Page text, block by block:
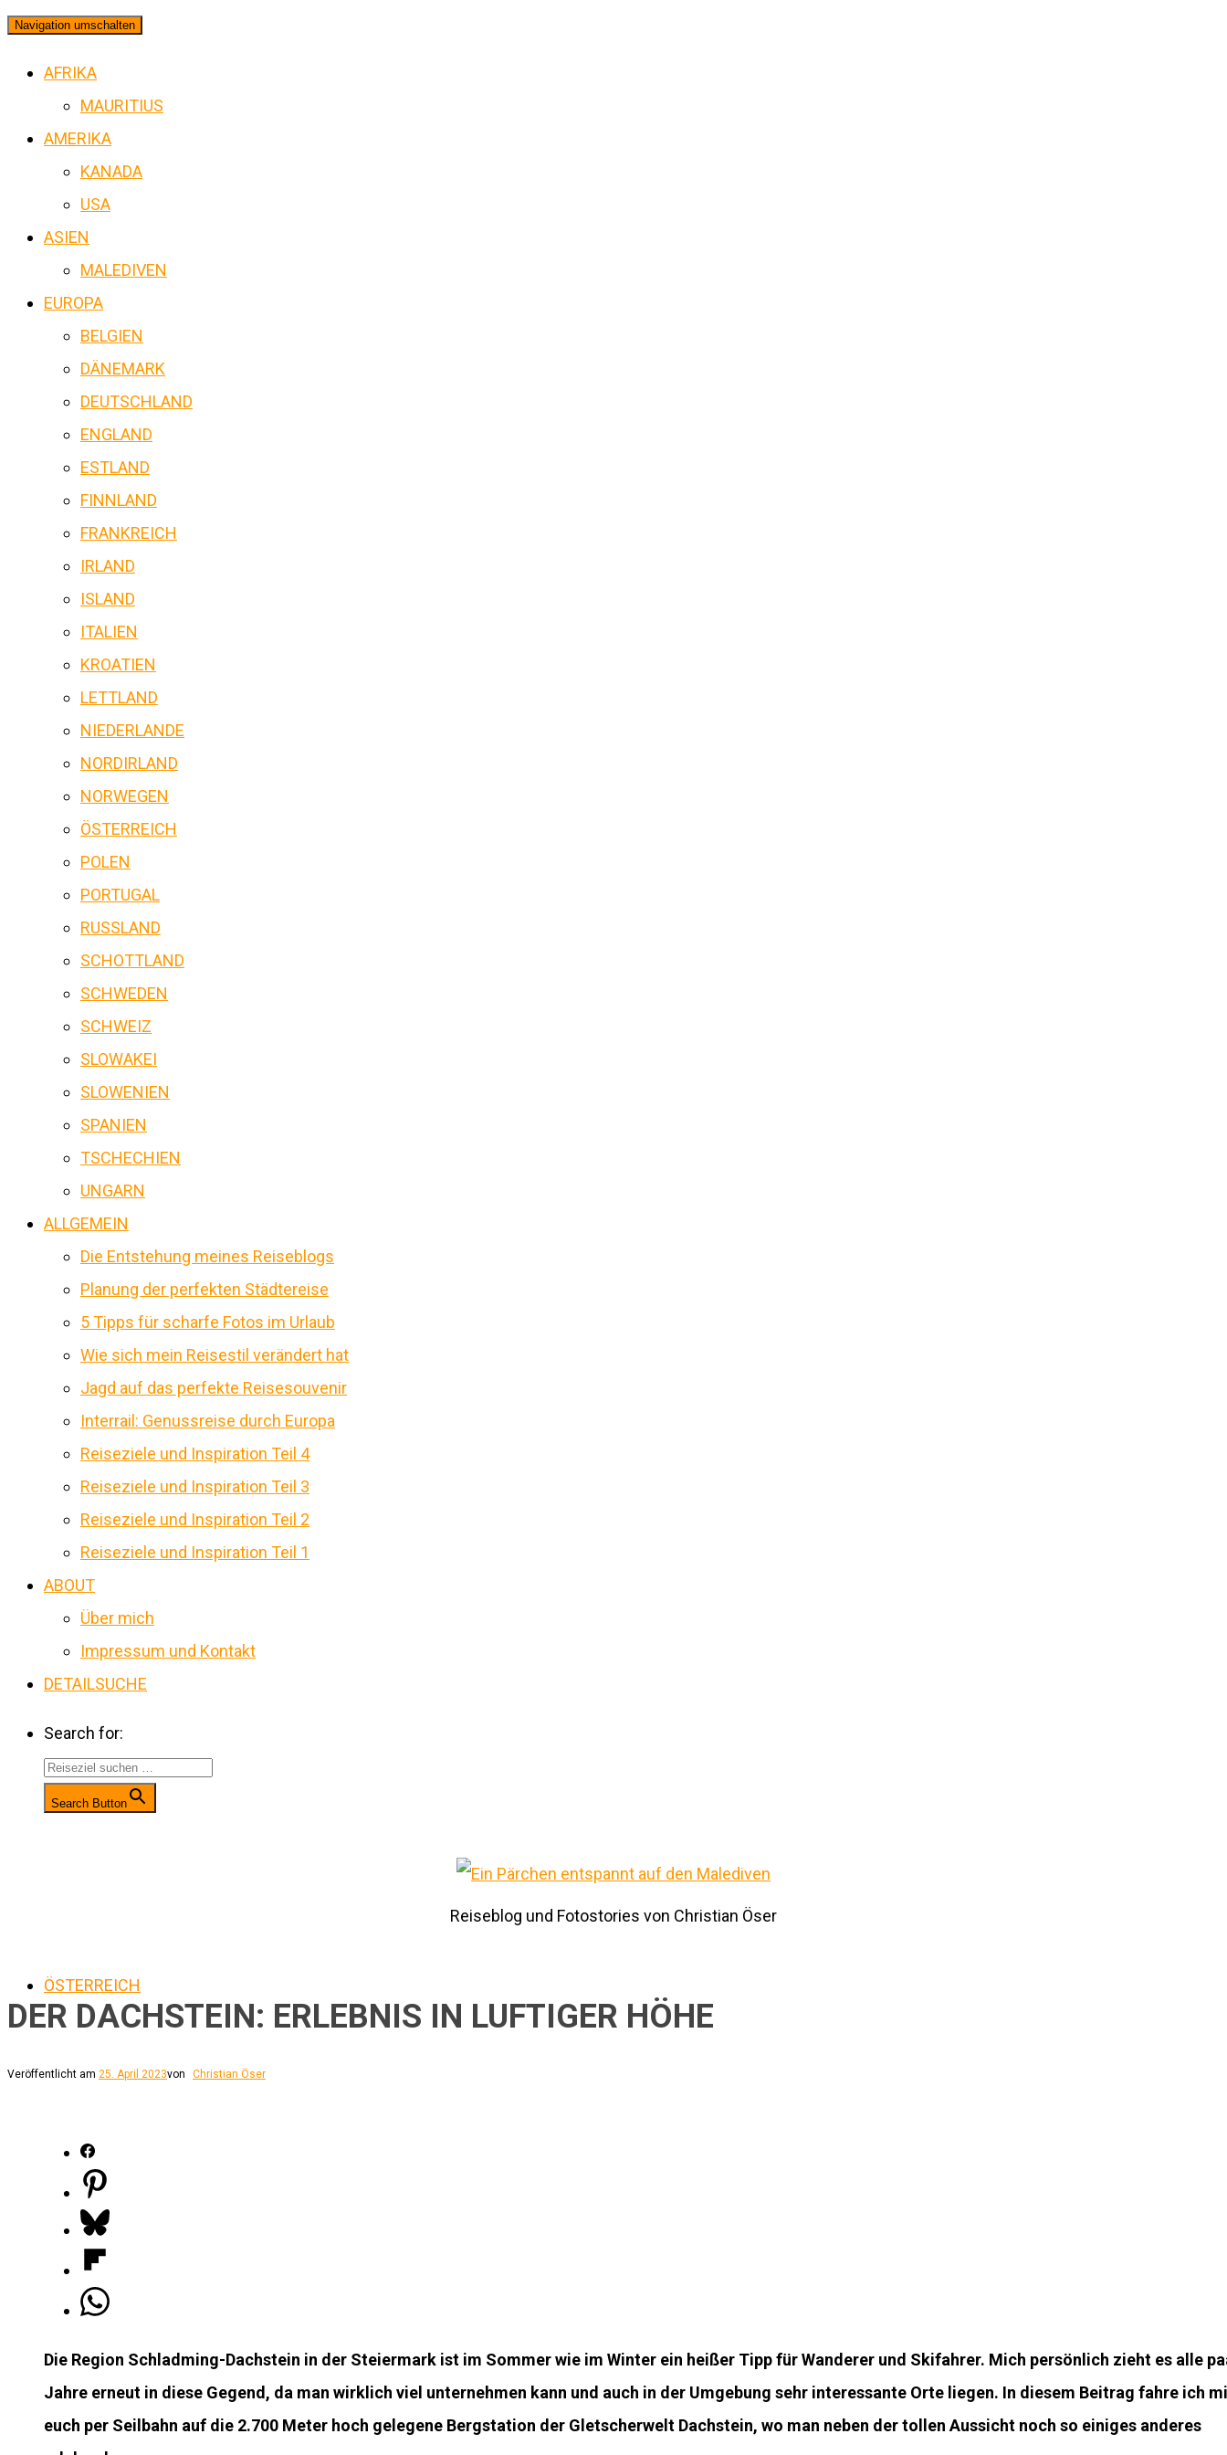
Navigation umschalten
AFRIKA
MAURITIUS
AMERIKA
KANADA
USA
ASIEN
MALEDIVEN
EUROPA
BELGIEN
DÄNEMARK
DEUTSCHLAND
ENGLAND
ESTLAND
FINNLAND
FRANKREICH
IRLAND
ISLAND
ITALIEN
KROATIEN
LETTLAND
NIEDERLANDE
NORDIRLAND
NORWEGEN
ÖSTERREICH
POLEN
PORTUGAL
RUSSLAND
SCHOTTLAND
SCHWEDEN
SCHWEIZ
SLOWAKEI
SLOWENIEN
SPANIEN
TSCHECHIEN
UNGARN
ALLGEMEIN
Die Entstehung meines Reiseblogs
Planung der perfekten Städtereise
5 Tipps für scharfe Fotos im Urlaub
Wie sich mein Reisestil verändert hat
Jagd auf das perfekte Reisesouvenir
Interrail: Genussreise durch Europa
Reiseziele und Inspiration Teil 4
Reiseziele und Inspiration Teil 3
Reiseziele und Inspiration Teil 2
Reiseziele und Inspiration Teil 1
ABOUT
Über mich
Impressum und Kontakt
DETAILSUCHE
Search for:
Search Button
Reiseblog und Fotostories von Christian Öser
ÖSTERREICH
DER DACHSTEIN: ERLEBNIS IN LUFTIGER HÖHE
Veröffentlicht am 25. April 2023von Christian Öser
Die Region Schladming-Dachstein in der Steiermark ist im Sommer wie im Winter ein heißer Tipp für Wanderer und Skifahrer. Mich persönlich zieht es alle
Jahre erneut in diese Gegend, da man wirklich viel unternehmen kann und auch in der Umgebung sehr interessante Orte liegen. In diesem Beitrag fahre ich
euch per Seilbahn auf die 2.700 Meter hoch gelegene Bergstation der Gletscherwelt Dachstein, wo man neben der tollen Aussicht noch so einiges anderes